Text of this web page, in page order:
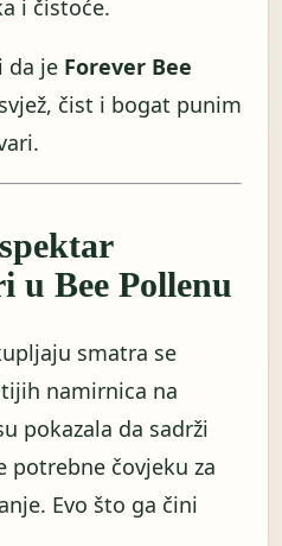
i čistoće.
da je Forever Bee
čist i bogat punim
Bee Pollenu
smatra se
namirnica na
pokazala da sadrži
potrebne čovjeku za
Evo što ga čini